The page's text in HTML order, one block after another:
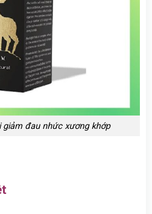
giảm đau nhức xương khớp